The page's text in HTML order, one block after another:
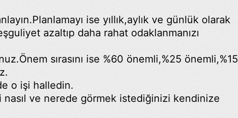
ise yıllık,aylık ve günlük olarak
azaltıp daha rahat odaklanmanızı
sırasını ise %60 önemli,%25 önemli,%15
o işi halledin.
ve nerede görmek istediğinizi kendinize